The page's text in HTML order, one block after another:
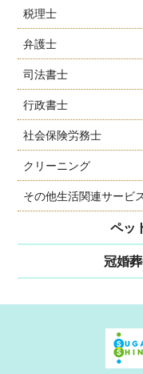
税理士
弁護士
司法書士
行政書士
社会保険労務士
クリーニング
その他生活関連サービ
ペッ
冠婚